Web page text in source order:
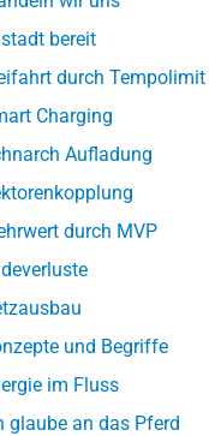
bereit
durch Tempolimit
Charging
Aufladung
durch MVP
und Begriffe
im Fluss
glaube an das Pferd